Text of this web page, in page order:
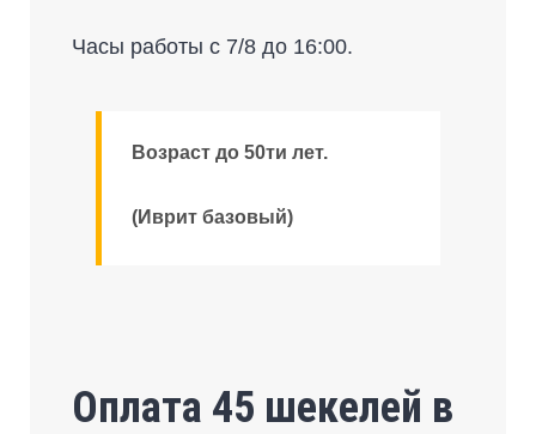
Часы работы с 7/8 до 16:00.
Возраст до 50ти лет.
(Иврит базовый)
Оплата 45 шекелей в